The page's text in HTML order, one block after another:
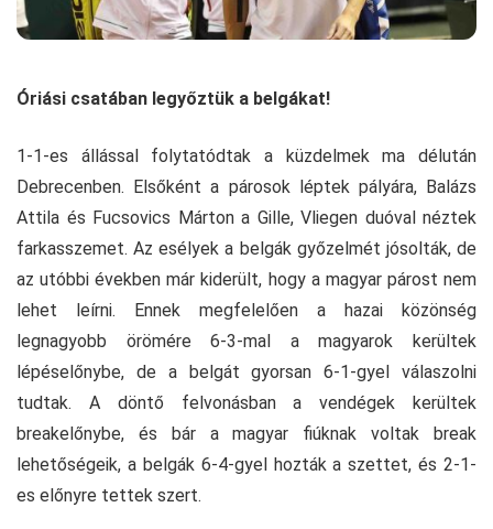
Óriási csatában legyőztük a belgákat!
1-1-es állással folytatódtak a küzdelmek ma délután
Debrecenben. Elsőként a párosok léptek pályára, Balázs
Attila és Fucsovics Márton a Gille, Vliegen duóval néztek
farkasszemet. Az esélyek a belgák győzelmét jósolták, de
az utóbbi években már kiderült, hogy a magyar párost nem
lehet leírni. Ennek megfelelően a hazai közönség
legnagyobb örömére 6-3-mal a magyarok kerültek
lépéselőnybe, de a belgát gyorsan 6-1-gyel válaszolni
tudtak. A döntő felvonásban a vendégek kerültek
breakelőnybe, és bár a magyar fiúknak voltak break
lehetőségeik, a belgák 6-4-gyel hozták a szettet, és 2-1-
es előnyre tettek szert.